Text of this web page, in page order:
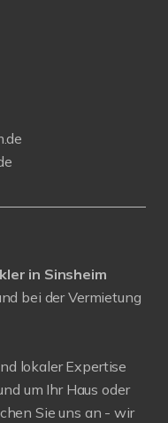
in Sinsheim
bei der Vermietung
lokaler Expertise
um Ihr Haus oder
Sie uns an - wir